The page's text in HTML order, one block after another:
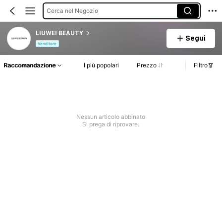
Cerca nel Negozio
LIUWEI BEAUTY
Venditore
Segui
Raccomandazione I più popolari Prezzo Filtro
Nessun articolo abbinato
Si prega di riprovare.